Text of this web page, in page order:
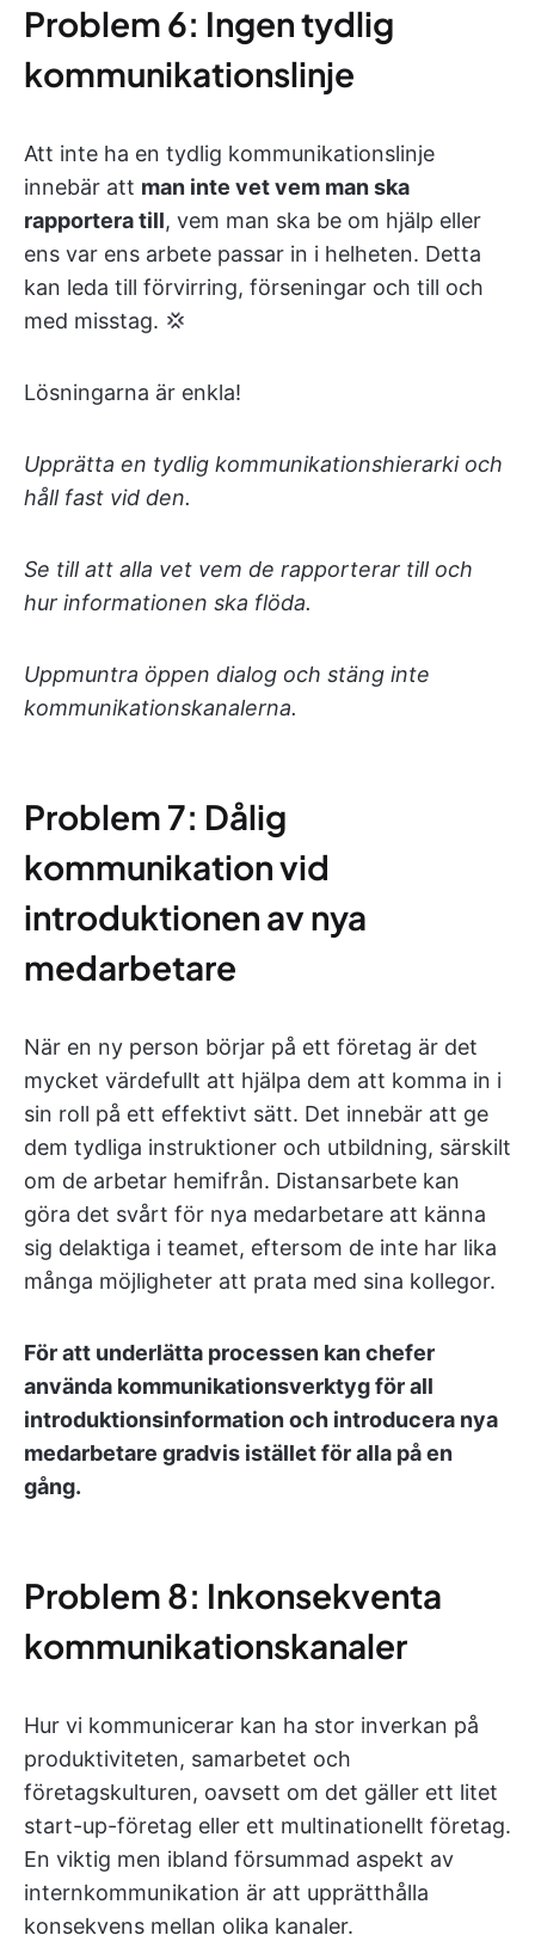
Problem 6: Ingen tydlig
kommunikationslinje
Att inte ha en tydlig kommunikationslinje
innebär att man inte vet vem man ska
rapportera till, vem man ska be om hjälp eller
ens var ens arbete passar in i helheten. Detta
kan leda till förvirring, förseningar och till och
med misstag. 💢
Lösningarna är enkla!
Upprätta en tydlig kommunikationshierarki och
håll fast vid den.
Se till att alla vet vem de rapporterar till och
hur informationen ska flöda.
Uppmuntra öppen dialog och stäng inte
kommunikationskanalerna.
Problem 7: Dålig
kommunikation vid
introduktionen av nya
medarbetare
När en ny person börjar på ett företag är det
mycket värdefullt att hjälpa dem att komma in i
sin roll på ett effektivt sätt. Det innebär att ge
dem tydliga instruktioner och utbildning, särskilt
om de arbetar hemifrån. Distansarbete kan
göra det svårt för nya medarbetare att känna
sig delaktiga i teamet, eftersom de inte har lika
många möjligheter att prata med sina kollegor.
För att underlätta processen kan chefer
använda kommunikationsverktyg för all
introduktionsinformation och introducera nya
medarbetare gradvis istället för alla på en
gång.
Problem 8: Inkonsekventa
kommunikationskanaler
Hur vi kommunicerar kan ha stor inverkan på
produktiviteten, samarbetet och
företagskulturen, oavsett om det gäller ett litet
start-up-företag eller ett multinationellt företag.
En viktig men ibland försummad aspekt av
internkommunikation är att upprätthålla
konsekvens mellan olika kanaler.